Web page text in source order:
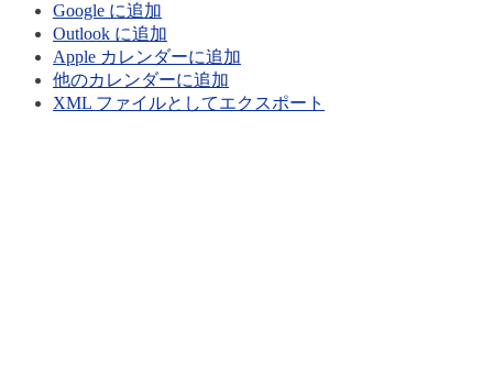
Google に追加
Outlook に追加
Apple カレンダーに追加
他のカレンダーに追加
XML ファイルとしてエクスポート